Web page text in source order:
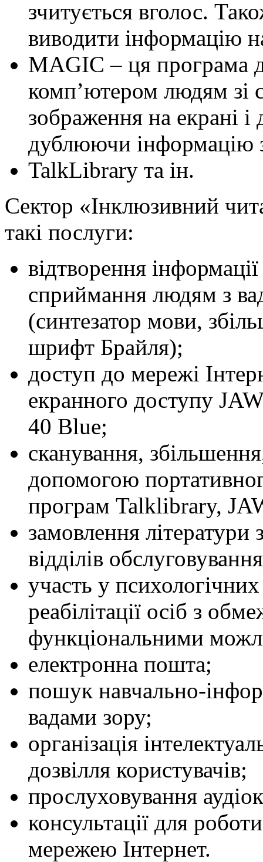
зчитується вголос.
виводити інформацію
MAGIC – ця програма
комп’ютером людям зі
зображення на екрані
дублюючи інформацію
TalkLibrary та ін.
Сектор «Інклюзивний
такі послуги:
відтворення
сприймання людям з
(синтезатор мови,
шрифт Брайля);
доступ до мережі
екранного доступу
40 Blue;
сканування,
допомогою
програм Talklibrary,
замовлення літератури
відділів
участь у
реабілітації осіб з
функціональними
електронна пошта;
пошук навчально-
вадами зору;
організація
дозвілля користувачів;
прослуховування
консультації для
мережею Інтернет.